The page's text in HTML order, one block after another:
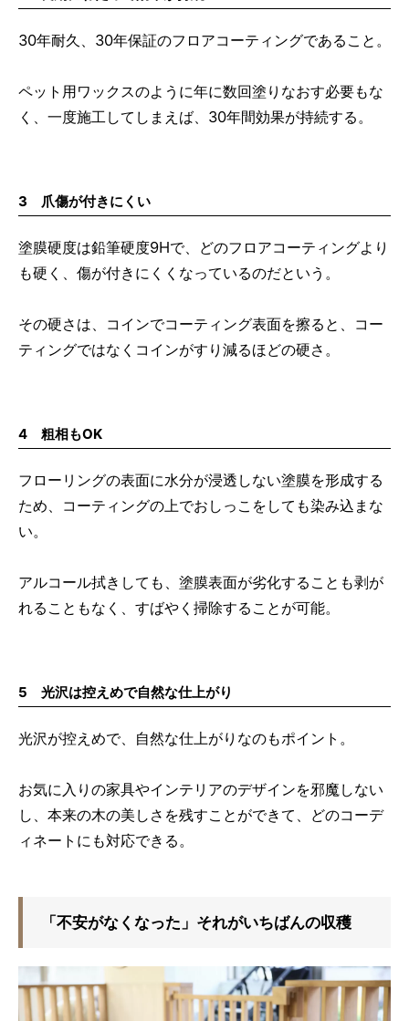
30年耐久、30年保証のフロアコーティングであること。
ペット用ワックスのように年に数回塗りなおす必要もな
く、一度施工してしまえば、30年間効果が持続する。
3 爪傷が付きにくい
塗膜硬度は鉛筆硬度9Hで、どのフロアコーティングより
も硬く、傷が付きにくくなっているのだという。
その硬さは、コインでコーティング表面を擦ると、コー
ティングではなくコインがすり減るほどの硬さ。
4 粗相もOK
フローリングの表面に水分が浸透しない塗膜を形成する
ため、コーティングの上でおしっこをしても染み込まな
い。
アルコール拭きしても、塗膜表面が劣化することも剥が
れることもなく、すばやく掃除することが可能。
5 光沢は控えめで自然な仕上がり
光沢が控えめで、自然な仕上がりなのもポイント。
お気に入りの家具やインテリアのデザインを邪魔しない
し、本来の木の美しさを残すことができて、どのコーデ
ィネートにも対応できる。
「不安がなくなった」それがいちばんの収穫